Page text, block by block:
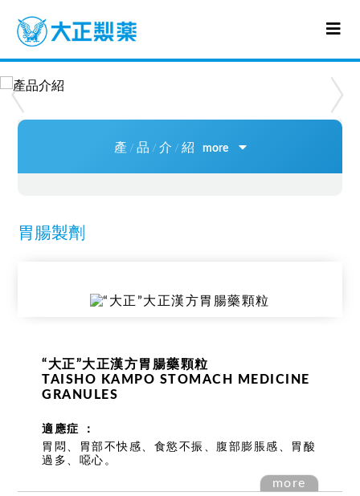
‹ ›
產 / 品 / 介 / 紹 more
胃腸製劑
“大正”大正漢方胃腸藥顆粒
TAISHO KAMPO STOMACH MEDICINE
GRANULES
適應症 ：
胃悶、胃部不快感、食慾不振、腹部膨脹感、胃酸
過多、噁心。
more